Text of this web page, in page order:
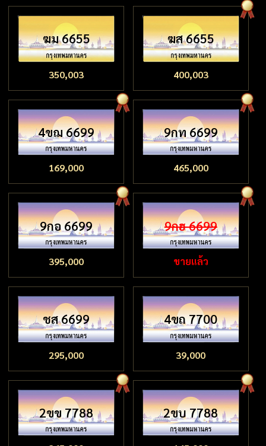
ฆม 6655
350,003
ฆส 6655
400,003
4ขฌ 6699
169,000
9กท 6699
465,000
9กอ 6699
395,000
9กฮ 6699
ขายแล้ว
ชส 6699
295,000
4ขถ 7700
39,000
2ขข 7788 2ขบ 7788